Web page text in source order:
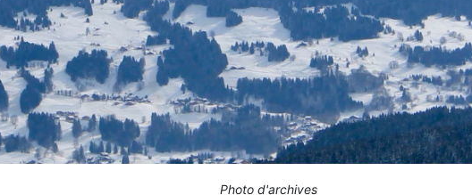
Photo d'archives